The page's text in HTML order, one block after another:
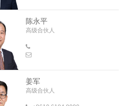
陈永平
高级合伙人
姜军
高级合伙人